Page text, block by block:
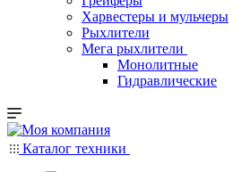
Харвестеры и мульчеры
Рыхлители
Мега рыхлители
Монолитные
Гидравлические
Каталог техники